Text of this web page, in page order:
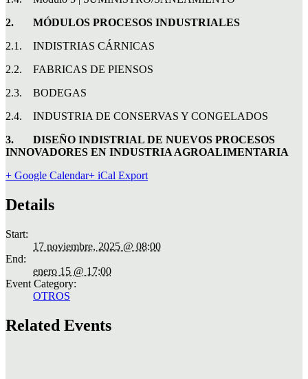
2. MÓDULOS PROCESOS INDUSTRIALES
2.1. INDISTRIAS CÁRNICAS
2.2. FABRICAS DE PIENSOS
2.3. BODEGAS
2.4. INDUSTRIA DE CONSERVAS Y CONGELADOS
3. DISEÑO INDISTRIAL DE NUEVOS PROCESOS
INNOVADORES EN INDUSTRIA AGROALIMENTARIA
+ Google Calendar+ iCal Export
Details
Start:
17 noviembre, 2025 @ 08:00
End:
enero 15 @ 17:00
Event Category:
OTROS
Related Events